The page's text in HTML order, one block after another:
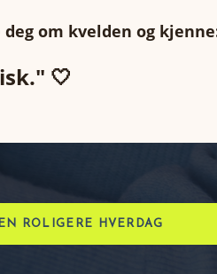
deg om kvelden og
🤍
ROLIGERE HVERDAG